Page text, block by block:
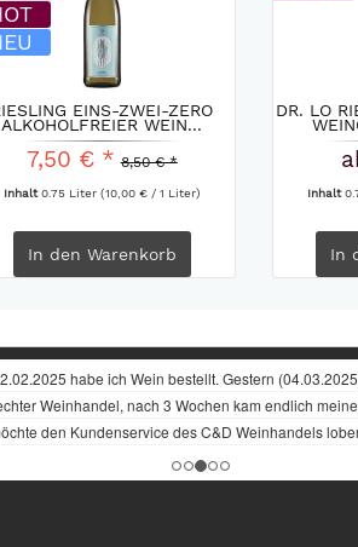
EINS-ZWEI-ZERO
ALKOHOLFREIER WEIN...
7,50 € * 8,50 € *
Inhalt0.75 Liter (10,00 € / 1 Liter)
In den Warenkorb
DR. LO
Inhalt
In